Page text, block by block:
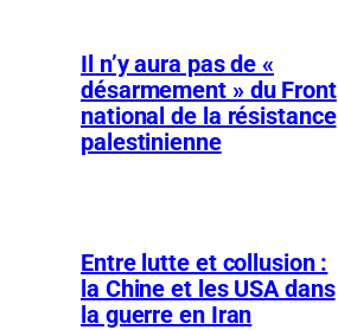
Il n’y aura pas de «
désarmement » du Front
national de la résistance
palestinienne
Entre lutte et collusion :
la Chine et les USA dans
la guerre en Iran